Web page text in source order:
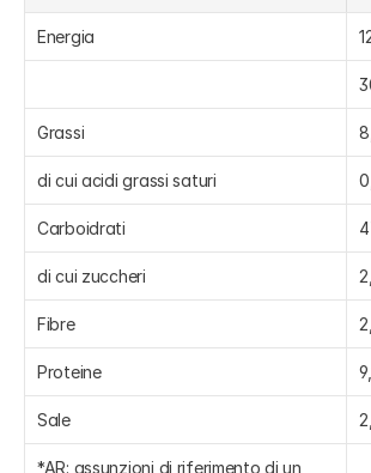
Energia
Grassi
di cui acidi grassi saturi
Carboidrati
di cui zuccheri
Fibre
Proteine
Sale
*AR: assunzioni di riferimento di un